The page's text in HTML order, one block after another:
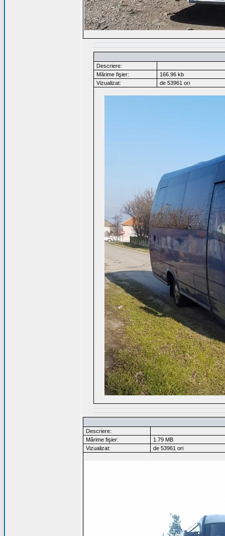
Descriere:
Mărime fişier:
166.96 kb
Vizualizat:
de 53961 ori
Descriere:
Mărime fişier:
1.79 MB
Vizualizat:
de 53961 ori